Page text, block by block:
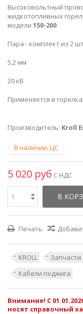
Высоковольтный
жидкотопливных
модели 150-200.
Пара - комплект из 2
5,2 мм
20 кВ
Применяется в
Производитель: Kroll
В наличии, ЦС
5 020 руб С НДС
В
Печать
KROLL Запчасти
Кабели поджига
Внимание! С
носят справочный